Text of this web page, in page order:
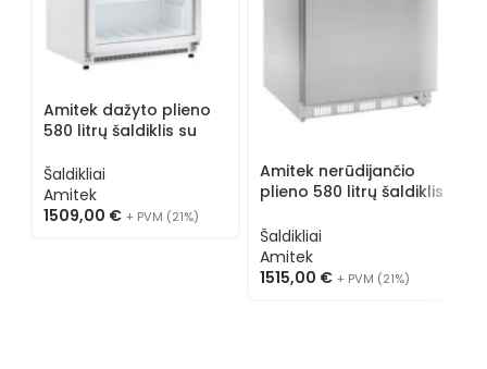
Amitek dažyto plieno
580 litrų šaldiklis su
Šaldikliai
Amitek
1509,00 € + PVM (21%)
Amitek nerūdijančio
plieno 580 litrų šaldiklis
Šaldikliai
Amitek
1515,00 € + PVM (21%)